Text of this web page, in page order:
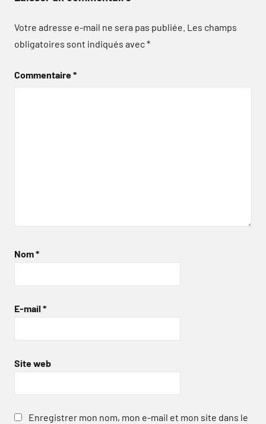
Votre adresse e-mail ne sera pas publiée. Les champs
obligatoires sont indiqués avec*
Commentaire*
Nom*
E-mail *
Site web
Enregistrer mon nom, mon e-mail et mon site dans le